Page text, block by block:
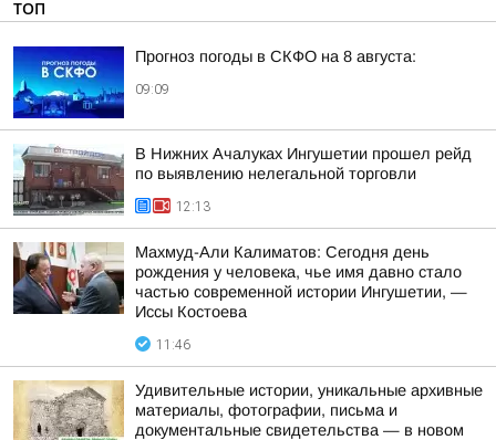
ТОП
Прогноз погоды в СКФО на 8 августа:
09:09
В Нижних Ачалуках Ингушетии прошел рейд
по выявлению нелегальной торговли
12:13
Махмуд-Али Калиматов: Сегодня день
рождения у человека, чье имя давно стало
частью современной истории Ингушетии, —
Иссы Костоева
11:46
Удивительные истории, уникальные архивные
материалы, фотографии, письма и
документальные свидетельства — в новом